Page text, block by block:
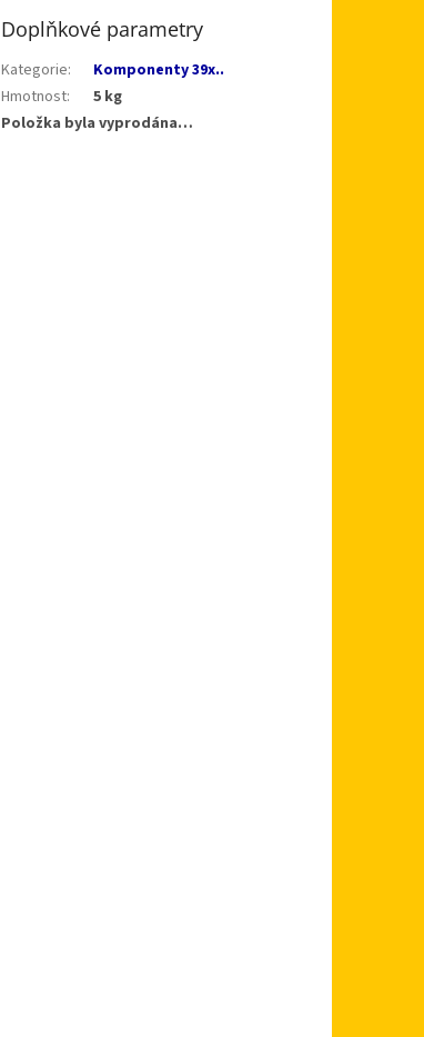
Doplňkové parametry
Kategorie:
Komponenty 39x..
Hmotnost:
5 kg
Položka byla vyprodána…